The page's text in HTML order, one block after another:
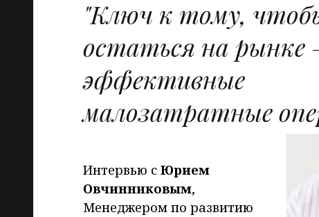
"Ключ к тому,
остаться на
эффективные
малозатратные
Интервью с Юрием
Овчинниковым,
Менеджером по развитию